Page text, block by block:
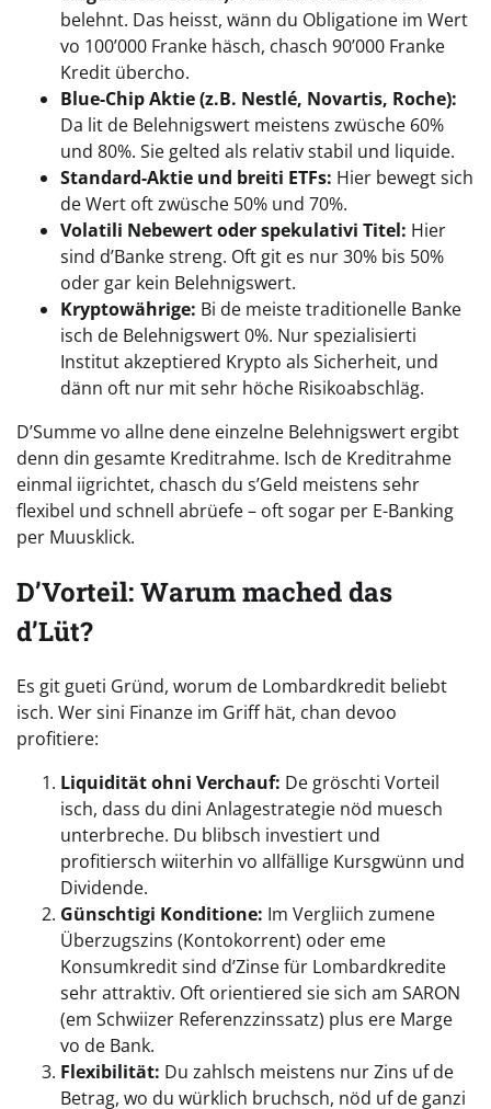
belehnt. Das heisst, wänn du Obligatione im Wert
vo 100’000 Franke häsch, chasch 90’000 Franke
Kredit übercho.
Blue-Chip Aktie (z.B. Nestlé, Novartis, Roche):
Da lit de Belehnigswert meistens zwüsche 60%
und 80%. Sie gelted als relativ stabil und liquide.
Standard-Aktie und breiti ETFs: Hier bewegt sich
de Wert oft zwüsche 50% und 70%.
Volatili Nebewert oder spekulativi Titel: Hier
sind d’Banke streng. Oft git es nur 30% bis 50%
oder gar kein Belehnigswert.
Kryptowährige: Bi de meiste traditionelle Banke
isch de Belehnigswert 0%. Nur spezialisierti
Institut akzeptiered Krypto als Sicherheit, und
dänn oft nur mit sehr höche Risikoabschläg.
D’Summe vo allne dene einzelne Belehnigswert ergibt
denn din gesamte Kreditrahme. Isch de Kreditrahme
einmal iigrichtet, chasch du s’Geld meistens sehr
flexibel und schnell abrüefe – oft sogar per E-Banking
per Muusklick.
D’Vorteil: Warum mached das
d’Lüt?
Es git gueti Gründ, worum de Lombardkredit beliebt
isch. Wer sini Finanze im Griff hät, chan devoo
profitiere:
Liquidität ohni Verchauf: De gröschti Vorteil
isch, dass du dini Anlagestrategie nöd muesch
unterbreche. Du blibsch investiert und
profitiersch wiiterhin vo allfällige Kursgwünn und
Dividende.
Günschtigi Konditione: Im Vergliich zumene
Überzugszins (Kontokorrent) oder eme
Konsumkredit sind d’Zinse für Lombardkredite
sehr attraktiv. Oft orientiered sie sich am SARON
(em Schwiizer Referenzzinssatz) plus ere Marge
vo de Bank.
Flexibilität: Du zahlsch meistens nur Zins uf de
Betrag, wo du würklich bruchsch, nöd uf de ganzi